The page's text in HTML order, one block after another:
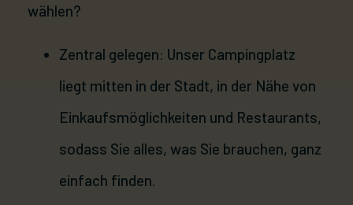
wählen?
Zentral gelegen: Unser Campingplatz
liegt mitten in der Stadt, in der Nähe von
Einkaufsmöglichkeiten und Restaurants,
sodass Sie alles, was Sie brauchen, ganz
einfach finden.